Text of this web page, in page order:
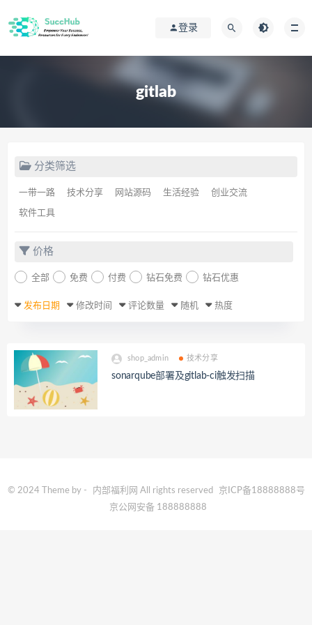
登录
gitlab
分类筛选
一带一路 技术分享 网站源码 生活经验 创业交流
软件工具
价格
全部 免费 付费 钻石免费 钻石优惠
发布日期 修改时间 评论数量 随机 热度
shop_admin 技术分享
sonarqube部署及gitlab-ci触发扫描
© 2024 Theme by - 内部福利网 All rights reserved
京ICP备18888888号
京公网安备 188888888